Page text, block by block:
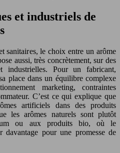
et industriels de
sanitaires, le choix entre un arôme
aussi, très concrètement, sur des
industrielles. Pour un fabricant,
place dans un équilibre complexe
marketing, contraintes
C’est ce qui explique que
artificiels dans des produits
les arômes naturels sont plutôt
ou aux produits bio, où le
davantage pour une promesse de